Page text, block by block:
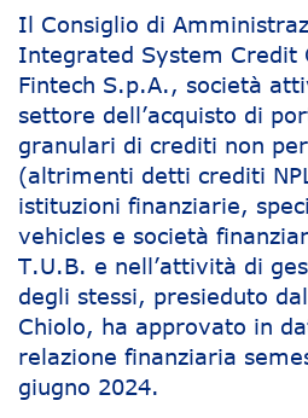
Il Consiglio di
Integrated System Credit
Fintech S.p.A., società
settore dell’acquisto di
granulari di crediti non
(altrimenti detti crediti
istituzioni finanziarie,
vehicles e società
T.U.B. e nell’attività di
degli stessi, presieduto
Chiolo, ha approvato in
relazione finanziaria
giugno 2024.